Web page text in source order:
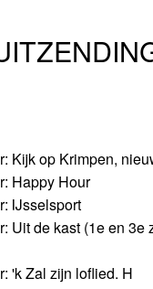
Kijk op Krimpen,
Happy Hour
IJsselsport
Uit de kast (1e en 3e
'k Zal zijn loflied. H